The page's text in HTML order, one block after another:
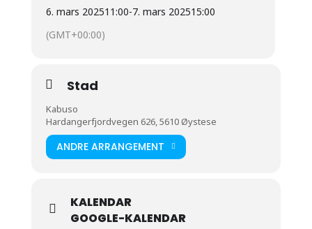
6. mars 202511:00-7. mars 202515:00
(GMT+00:00)
Stad
Kabuso
Hardangerfjordvegen 626, 5610 Øystese
ANDRE ARRANGEMENT
KALENDAR
GOOGLE-KALENDAR